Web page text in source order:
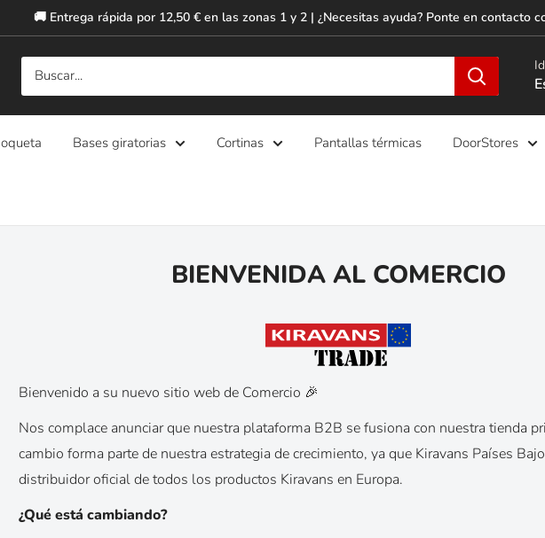
🚚 Entrega rápida por 12,50 € en las zonas 1 y 2 | ¿Necesitas ayuda? Ponte en contacto
Bases giratorias Cortinas Pantallas térmicas DoorStores
BIENVENIDA AL COMERCIO
Bienvenido a su nuevo sitio web de Comercio 🎉
Nos complace anunciar que nuestra plataforma B2B se fusiona con nuestra tienda
cambio forma parte de nuestra estrategia de crecimiento, ya que Kiravans Países
distribuidor oficial de todos los productos Kiravans en Europa.
¿Qué está cambiando?